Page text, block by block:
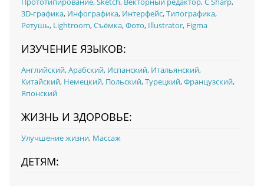
3D-графика, Инфографика, Интерфейс,Типографика,
Ретушь, Lightroom,Съёмка,Фото, Illustrator, Figma
ИЗУЧЕНИЕ ЯЗЫКОВ:
Английский,Арабский, Испанский, Итальянский,
Китайский, Немецкий, Польский,Турецкий,Французский,
Японский
ЖИЗНЬ И ЗДОРОВЬЕ:
Улучшение жизни, Массаж
ДЕТЯМ: